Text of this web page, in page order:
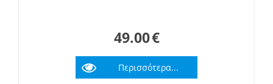
49.00€
Περισσότερα...